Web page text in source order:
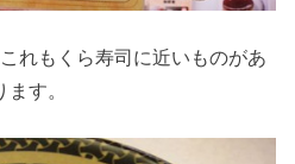
れもくら寿司に近いものがあ
ます。